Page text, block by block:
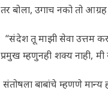
तर बोला, उगाच नको तो
“संदेश तू माझी सेवा उत्तम
प्रमुख म्हणुनही शक्य नाही,
संतोषला बाबांचे म्हणणे